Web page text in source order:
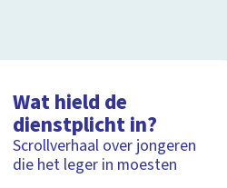
Wat hield de
dienstplicht in?
Scrollverhaal over jongeren
die het leger in moesten